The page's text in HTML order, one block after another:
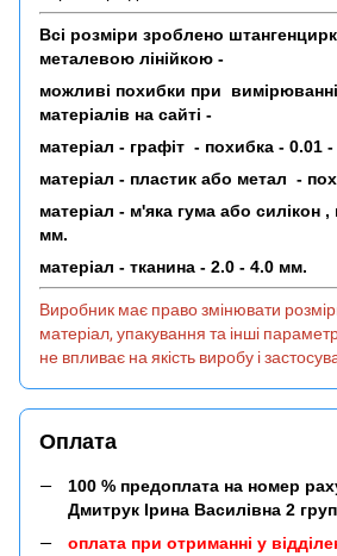
Всі розміри зроблено
металевою лінійкою -
можливі похибки при
матеріалів на сайті -
матеріал - графіт - похибка - 0.01
матеріал - пластик або метал -
матеріал - м'яка гума або силікон
мм.
матеріал - тканина - 2.0 - 4.0 мм.
Виробник має право змінювати
матеріал, упакування та інші
не впливає на якість виробу і
Оплата
100 % предоплата на номер
Дмитрук Ірина Василівна 2
оплата при отриманні у